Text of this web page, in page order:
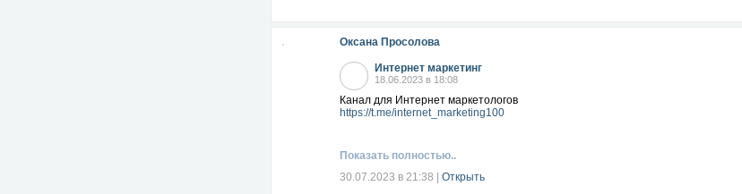
Оксана Просолова
Интернет маркетинг
18.06.2023 в 18:08
Канал для Интернет маркетологов
https://t.me/internet_marketing100
Показать полностью..
30.07.2023 в 21:38
Открыть